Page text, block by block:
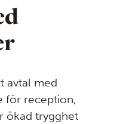
avtal med
för reception,
ökad trygghet